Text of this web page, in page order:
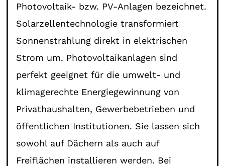
Photovoltaik- bzw. PV-Anlagen bezeichnet.
Solarzellentechnologie transformiert
Sonnenstrahlung direkt in elektrischen
Strom um. Photovoltaikanlagen sind
perfekt geeignet für die umwelt- und
klimagerechte Energiegewinnung von
Privathaushalten, Gewerbebetrieben und
öffentlichen Institutionen. Sie lassen sich
sowohl auf Dächern als auch auf
Freiflächen installieren werden. Bei